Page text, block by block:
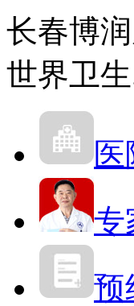
长春博
世界卫
专
预